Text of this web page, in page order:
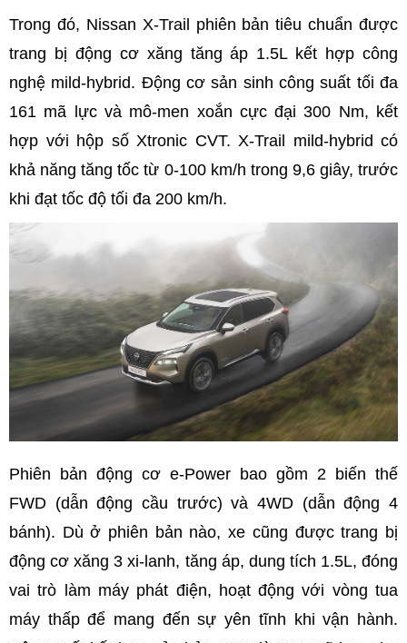
Trong đó, Nissan X-Trail phiên bản tiêu chuẩn được
trang bị động cơ xăng tăng áp 1.5L kết hợp công
nghệ mild-hybrid. Động cơ sản sinh công suất tối đa
161 mã lực và mô-men xoắn cực đại 300 Nm, kết
hợp với hộp số Xtronic CVT. X-Trail mild-hybrid có
khả năng tăng tốc từ 0-100 km/h trong 9,6 giây, trước
khi đạt tốc độ tối đa 200 km/h.
Phiên bản động cơ e-Power bao gồm 2 biến thế
FWD (dẫn động cầu trước) và 4WD (dẫn động 4
bánh). Dù ở phiên bản nào, xe cũng được trang bị
động cơ xăng 3 xi-lanh, tăng áp, dung tích 1.5L, đóng
vai trò làm máy phát điện, hoạt động với vòng tua
máy thấp để mang đến sự yên tĩnh khi vận hành.